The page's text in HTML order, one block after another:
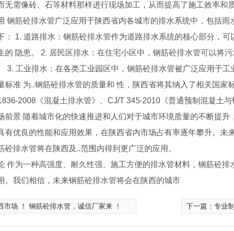
无需像砖、石等材料那样进行现场加工，从而提高了施工效率和质
钢筋砼排水管广泛应用于陕西省内各城市的排水系统中，包括
： 1. 道路排水：钢筋砼排水管作为道路排水系统的核心部分，
的 隐患。 2. 居民区排水：在住宅小区中，钢筋砼排水管可以将
3. 工业排水：在各类工业园区中，钢筋砼排水管被广泛应用于工
标准 为..钢筋砼排水管的质量和 性，陕西省将其纳入了相关国家
2008《混凝土排水管》、CJ/T 345-2010《普通预制混凝土与
前景 随着城市化的快速推进和人们对于城市环境质量的不断提
有优良的性能和应用效果，在陕西省内市场占有率逐年攀升。未
砼排水管将在陕西及..范围内得到更广泛的应用。
作为一种高强度、耐久性强、施工方便的排水管材料，钢筋砼
。我们相信，未来钢筋砼排水管将会在陕西的城市
市场 ！ 钢筋砼排水管，诚信厂家来 ！ 下一篇： 专业制